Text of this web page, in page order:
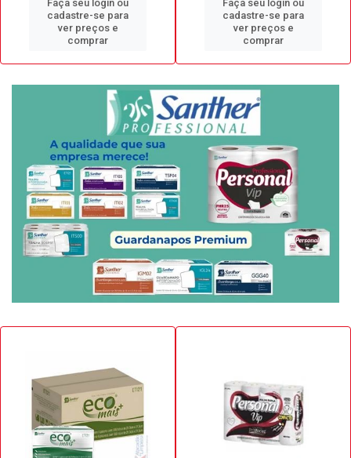
Faça seu login ou
cadastre-se para
ver preços e
comprar
Faça seu login ou
cadastre-se para
ver preços e
comprar